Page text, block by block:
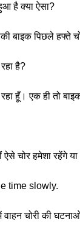
है क्या ऐसा?
पिछले हफ्ते
है?
हूँ। एक ही तो
चोर हमेशा रहेंगे
time slowly.
चोरी की